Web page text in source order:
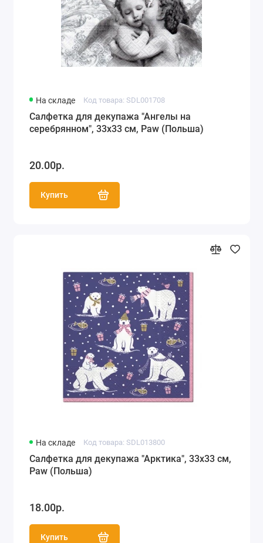
На складе Код товара: SDL001708
Салфетка для декупажа "Ангелы на
серебрянном", 33х33 см, Paw (Польша)
20.00р.
Купить
На складе Код товара: SDL013800
Салфетка для декупажа "Арктика", 33х33 см,
Paw (Польша)
18.00р.
Купить